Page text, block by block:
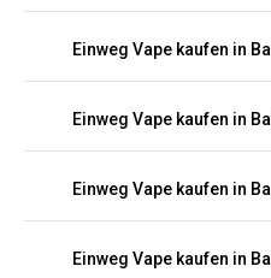
Einweg Vape kaufen in
Einweg Vape kaufen in
Einweg Vape kaufen in
Einweg Vape kaufen in